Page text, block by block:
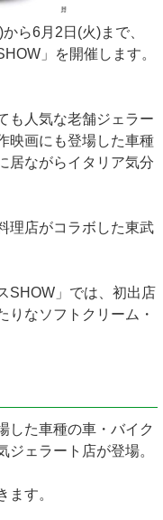
ら6月2日(火)まで、
」を開催します。
も人気な老舗ジェラー
映画にも登場した車種
居ながらイタリア気分
理店がコラボした東武
SHOW」では、初出店
りなソフトクリーム・
した車種の車・バイク
ェラート店が登場。
ます。